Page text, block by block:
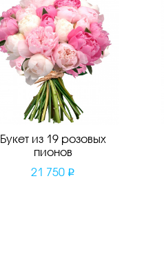
Букет из 19 розовых
пионов
21 750